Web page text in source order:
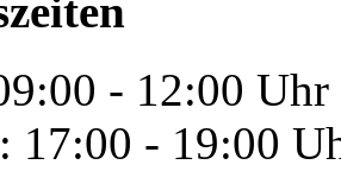
- 12:00 Uhr
17:00 - 19:00